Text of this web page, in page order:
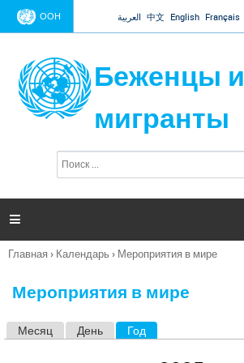
Jump to navigation
ООН العربية 中文 English Français
Беженцы и
мигранты
п
и

Вы
Главная › Календарь › Мероприятия в мире
Мероприятия в мире
Месяц День Год